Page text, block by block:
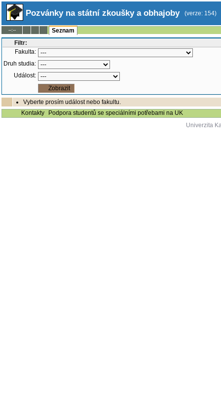
Pozvánky na státní zkoušky a obhajoby (verze: 154)
--:--
Seznam
Filtr:
Fakulta:
Druh studia:
Událost:
Vyberte prosím událost nebo fakultu.
Kontakty
Podpora studentů se speciálními potřebami na UK
Univerzita